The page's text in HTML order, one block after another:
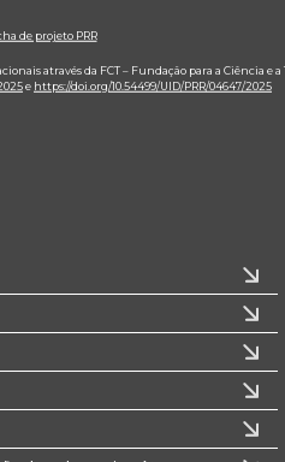
de projeto PRR
através da FCT – Fundação para a Ciência e
e https://doi.org/10.54499/UID/PRR/04647/2025